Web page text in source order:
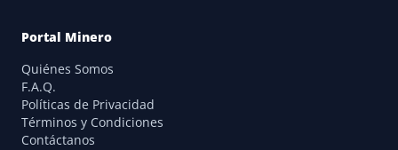
Portal Minero
Quiénes Somos
F.A.Q.
Políticas de Privacidad
Términos y Condiciones
Contáctanos